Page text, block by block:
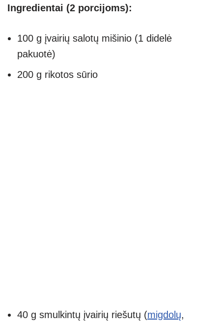
Ingredientai (2 porcijoms):
100 g įvairių salotų mišinio (1 didelė
pakuotė)
200 g rikotos sūrio
40 g smulkintų įvairių riešutų (migdolų,